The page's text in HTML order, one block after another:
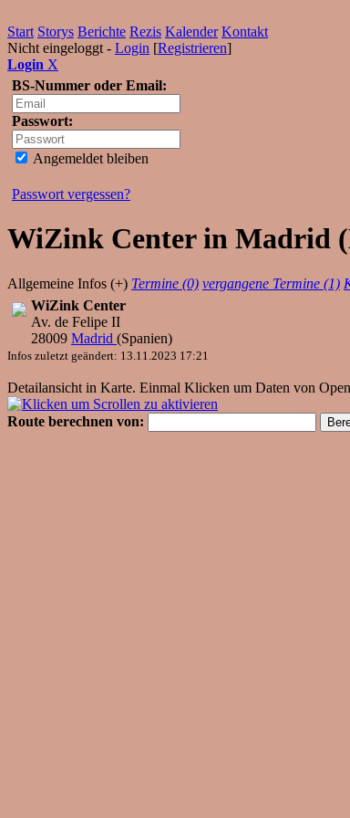
Start Storys Berichte Rezis Kalender Kontakt
Nicht eingeloggt - Login [Registrieren]
Login X
BS-Nummer oder Email:
Passwort:
Angemeldet bleiben
Passwort vergessen?
WiZink Center in Madrid
Allgemeine Infos (+) Termine (0) vergangene Termine (1)
WiZink Center
Av. de Felipe II
28009 Madrid (Spanien)
Infos zuletzt geändert: 13.11.2023 17:21
Detailansicht in Karte. Einmal Klicken um Daten von
Route berechnen von: